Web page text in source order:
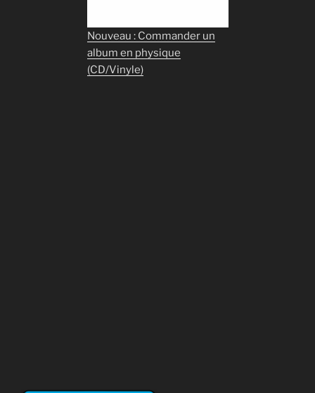
Nouveau : Commander un
album en physique
(CD/Vinyle)